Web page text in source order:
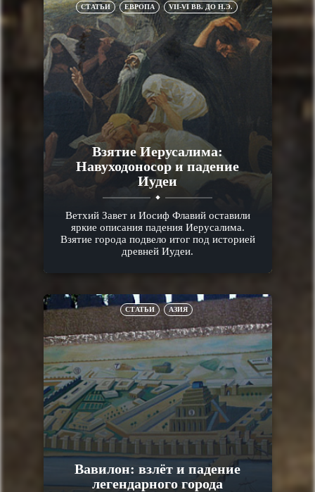
СТАТЬИ ЕВРОПА VII-VI ВВ. ДО Н.Э.
Взятие Иерусалима:
Навуходоносор и падение
Иудеи
Ветхий Завет и Иосиф Флавий оставили
яркие описания падения Иерусалима.
Взятие города подвело итог под историей
древней Иудеи.
СТАТЬИ АЗИЯ
Вавилон: взлёт и падение
легендарного города